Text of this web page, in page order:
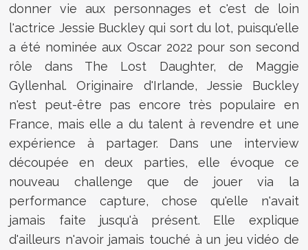
donner vie aux personnages et c'est de loin
l'actrice Jessie Buckley qui sort du lot, puisqu'elle
a été nominée aux Oscar 2022 pour son second
rôle dans The Lost Daughter, de Maggie
Gyllenhal. Originaire d'Irlande, Jessie Buckley
n'est peut-être pas encore très populaire en
France, mais elle a du talent à revendre et une
expérience à partager. Dans une interview
découpée en deux parties, elle évoque ce
nouveau challenge que de jouer via la
performance capture, chose qu'elle n'avait
jamais faite jusqu'à présent. Elle explique
d'ailleurs n'avoir jamais touché à un jeu vidéo de